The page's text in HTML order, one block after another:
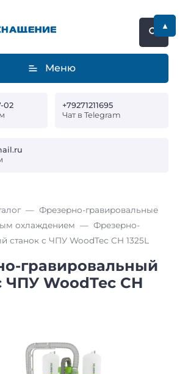
Меню
02
+79271211695
Чат в Telegram
Фрезерно-гравировальные
охлаждением
Фрезерно-
станок с ЧПУ WoodTec CH 1325L
гравировальный
ЧПУ WoodTec CH
▲